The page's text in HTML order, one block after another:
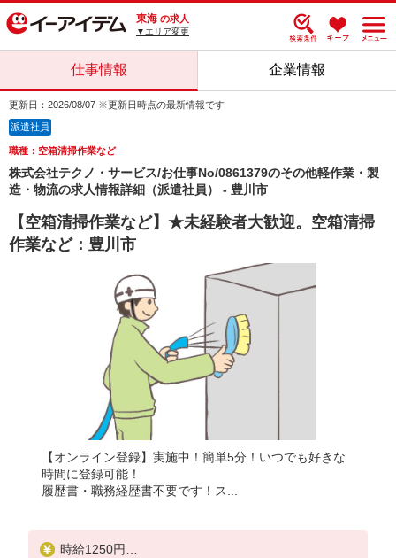
東海 の求人
▼エリア変更
仕事情報 企業情報
更新日：2026/08/07 ※更新日時点の最新情報です
派遣社員
職種：空箱清掃作業など
株式会社テクノ・サービス/お仕事No/0861379のその他軽作業・製
造・物流の求人情報詳細（派遣社員） - 豊川市
【空箱清掃作業など】★未経験者大歓迎。空箱清掃
作業など：豊川市
【オンライン登録】実施中！簡単5分！いつでも好きな
時間に登録可能！
履歴書・職務経歴書不要です！ス...
時給1250円